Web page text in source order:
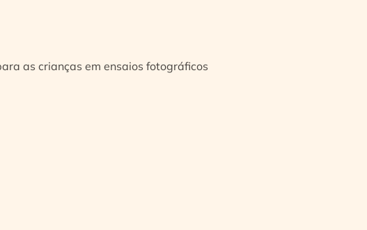
as crianças em ensaios fotográficos